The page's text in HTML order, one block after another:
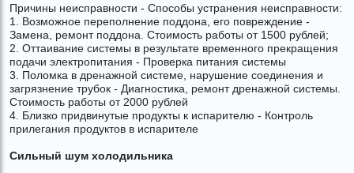
Причины неисправности - Способы устранения неисправности:
1. Возможное переполнение поддона, его повреждение -
Замена, ремонт поддона. Стоимость работы от 1500 рублей;
2. Оттаивание системы в результате временного прекращения
подачи электропитания - Проверка питания системы
3. Поломка в дренажной системе, нарушение соединения и
загрязнение трубок - Диагностика, ремонт дренажной системы.
Стоимость работы от 2000 рублей
4. Близко придвинутые продукты к испарителю - Контроль
прилегания продуктов в испарителе
Сильный шум холодильника